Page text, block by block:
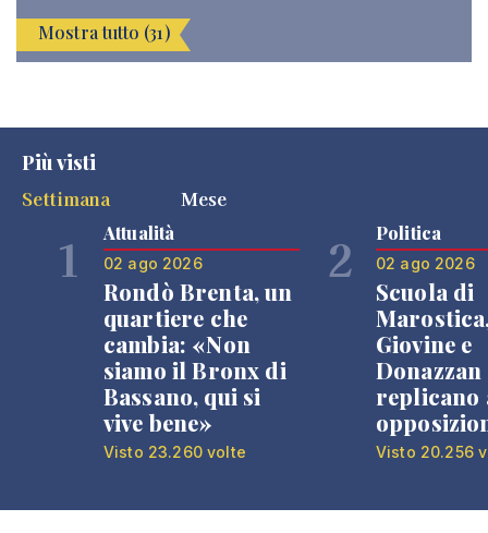
Mostra tutto (31)
Più visti
Settimana
Mese
1 Attualità
02 ago 2026
Rondò Brenta, un
quartiere che
cambia: «Non
siamo il Bronx di
Bassano, qui si
vive bene»
Visto 23.260 volte
2 Politica
02 ago 2026
Scuola di
Giovine e
Donazzan
replicano
Visto 20.256